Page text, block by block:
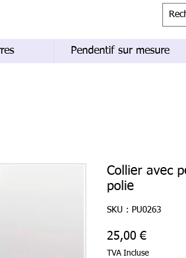
Pendentif sur mesure
Collier avec
polie
SKU : PU0263
25,00 €Prix
TVA Incluse